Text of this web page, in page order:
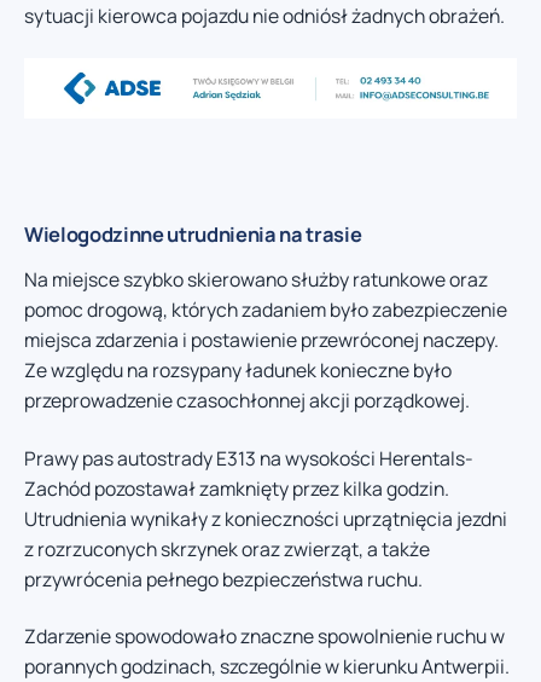
sytuacji kierowca pojazdu nie odniósł żadnych obrażeń.
Wielogodzinne utrudnienia na trasie
Na miejsce szybko skierowano służby ratunkowe oraz
pomoc drogową, których zadaniem było zabezpieczenie
miejsca zdarzenia i postawienie przewróconej naczepy.
Ze względu na rozsypany ładunek konieczne było
przeprowadzenie czasochłonnej akcji porządkowej.
Prawy pas autostrady E313 na wysokości Herentals-
Zachód pozostawał zamknięty przez kilka godzin.
Utrudnienia wynikały z konieczności uprzątnięcia jezdni
z rozrzuconych skrzynek oraz zwierząt, a także
przywrócenia pełnego bezpieczeństwa ruchu.
Zdarzenie spowodowało znaczne spowolnienie ruchu w
porannych godzinach, szczególnie w kierunku Antwerpii.